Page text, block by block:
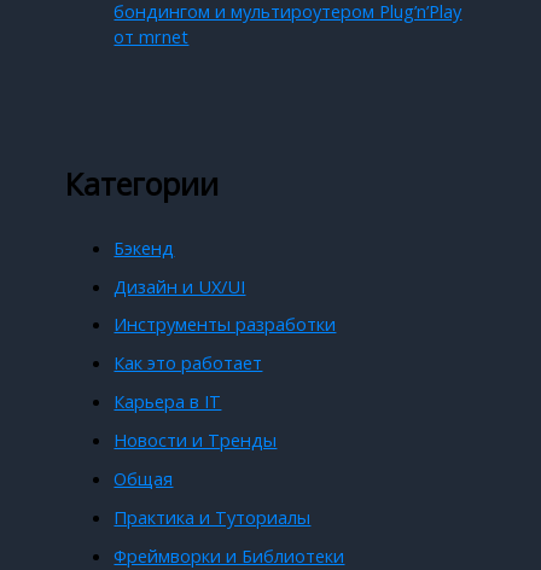
бондингом и мультироутером Plug’n’Play
от mrnet
Категории
Бэкенд
Дизайн и UX/UI
Инструменты разработки
Как это работает
Карьера в IT
Новости и Тренды
Общая
Практика и Туториалы
Фреймворки и Библиотеки